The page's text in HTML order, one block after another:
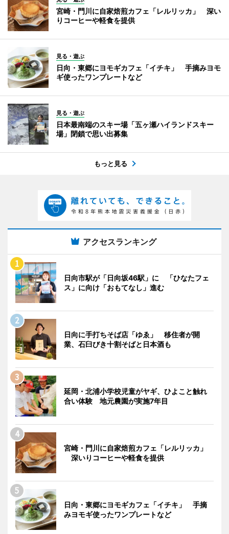
宮崎・門川に自家焙煎カフェ「レルリッカ」 深い
りコーヒーや軽食を提供
見る・遊ぶ
日向・東郷にヨモギカフェ「イチキ」 手摘みヨモ
ギ使ったワンプレートなど
見る・遊ぶ
日本最南端のスキー場「五ヶ瀬ハイランドスキー
場」閉鎖で思い出募集
もっと見る
アクセスランキング
日向市駅が「日向坂46駅」に 「ひなたフェ
ス」に向け「おもてなし」進む
日向に手打ちそば店「ゆゑ」 移住者が開
業、石臼びき十割そばと日本酒も
延岡・北浦小学校児童がヤギ、ひよこと触れ
合い体験 地元農園が実施7年目
宮崎・門川に自家焙煎カフェ「レルリッカ」
深いりコーヒーや軽食を提供
日向・東郷にヨモギカフェ「イチキ」 手摘
みヨモギ使ったワンプレートなど